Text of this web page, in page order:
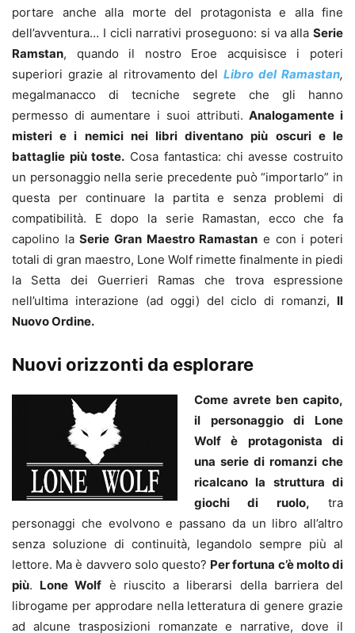
portare anche alla morte del protagonista e alla fine
dell’avventura… I cicli narrativi proseguono: si va alla Serie
Ramstan, quando il nostro Eroe acquisisce i poteri
superiori grazie al ritrovamento delLibro del Ramastan,
megalmanacco di tecniche segrete che gli hanno
permesso di aumentare i suoi attributi.Analogamente i
misteri e i nemici nei libri diventano più oscuri e le
battaglie più toste. Cosa fantastica: chi avesse costruito
un personaggio nella serie precedente può “importarlo” in
questa per continuare la partita e senza problemi di
compatibilità. E dopo la serie Ramastan, ecco che fa
capolino laSerie Gran Maestro Ramastan e con i poteri
totali di gran maestro, Lone Wolf rimette finalmente in piedi
la Setta dei Guerrieri Ramas che trova espressione
nell’ultima interazione (ad oggi) del ciclo di romanzi, Il
Nuovo Ordine.
Nuovi orizzonti da esplorare
Come avrete ben capito,
il personaggio di Lone
Wolf è protagonista di
una serie di romanzi che
ricalcano la struttura di
giochi di ruolo, tra
personaggi che evolvono e passano da un libro all’altro
senza soluzione di continuità, legandolo sempre più al
lettore. Ma è davvero solo questo? Per fortuna c’è molto di
più. Lone Wolf è riuscito a liberarsi della barriera del
librogame per approdare nella letteratura di genere grazie
ad alcune trasposizioni romanzate e narrative, dove il